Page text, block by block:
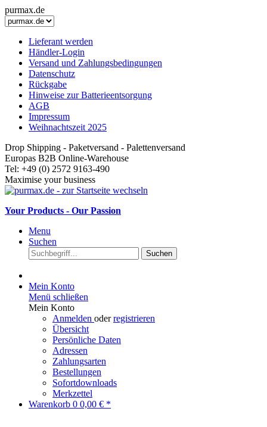
purmax.de
Lieferant werden
Händler-Login
Versand und Zahlungsbedingungen
Datenschutz
Rückgabe
Hinweise zur Batterieentsorgung
AGB
Impressum
Weihnachtszeit 2025
Drop Shipping - Paketversand - Palettenversand
Europas B2B Online-Warehouse
Tel: +49 (0) 2572 9163-490
Maximise your business
Your Products - Our Passion
Menu
Suchen
Suchen
Mein Konto
Menü schließen
Mein Konto
Anmelden oderregistrieren
Übersicht
Persönliche Daten
Adressen
Zahlungsarten
Bestellungen
Sofortdownloads
Merkzettel
Warenkorb 0 0,00 € *